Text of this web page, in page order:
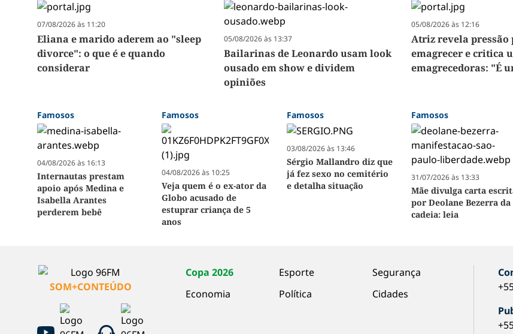
07/08/2026 às 11:20
Eliana e marido aderem ao "sleep
divorce": o que é e quando
considerar
05/08/2026 às 13:37
Bailarinas de Leonardo usam look
ousado em show e dividem
opiniões
05/08/2026 às 12:16
Atriz revela pressão
emagrecer e critica
emagrecedoras: "É
Famosos
04/08/2026 às 16:13
Internautas prestam
apoio após Medina e
Isabella Arantes
perderem bebê
Famosos
04/08/2026 às 10:25
Veja quem é o ex-ator da
Globo acusado de
estuprar criança de 5
anos
Famosos
03/08/2026 às 13:46
Sérgio Mallandro diz que
já fez sexo no cemitério
e detalha situação
Famosos
31/07/2026 às 13:33
Mãe divulga carta
por Deolane Bezerra da
cadeia: leia
SOM+CONTEÚDO
Copa 2026
Economia
Esporte
Política
Segurança
Cidades